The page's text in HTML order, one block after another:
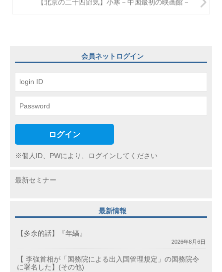
ン
【北京の二十四節気】小寒－中国最初の映画館－
会員ネットログイン
ログイン
※個人ID、PWにより、ログインしてください
最新セミナー
最新情報
【多余的話】『年縞』
2026年8月6日
【 李強首相が「国務院による出入国管理規定」の国務院令
に署名した】(その他)